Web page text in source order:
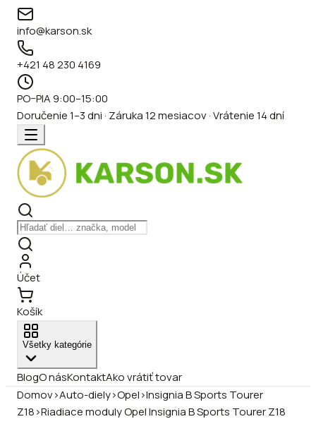
info@karson.sk
+421 48 230 4169
PO–PIA 9:00–15:00
Doručenie 1–3 dni · Záruka 12 mesiacov · Vrátenie 14 dní
Účet
Košík
Všetky kategórie
BlogO násKontaktAko vrátiť tovar
Domov›Auto-diely›Opel›Insignia B Sports Tourer
Z18›Riadiace moduly Opel Insignia B Sports Tourer Z18